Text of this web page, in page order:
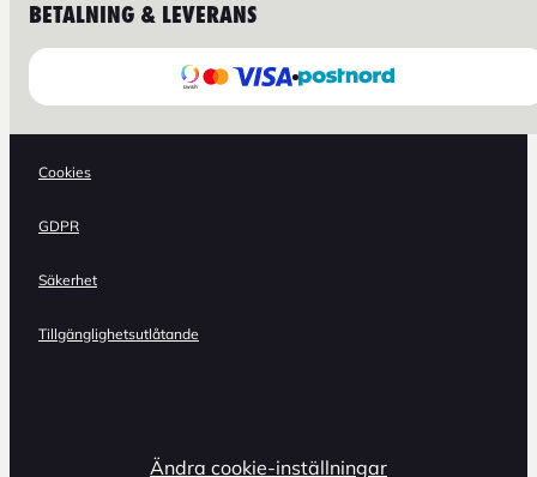
BETALNING & LEVERANS
Cookies
GDPR
Säkerhet
Tillgänglighetsutlåtande
Ändra cookie-inställningar